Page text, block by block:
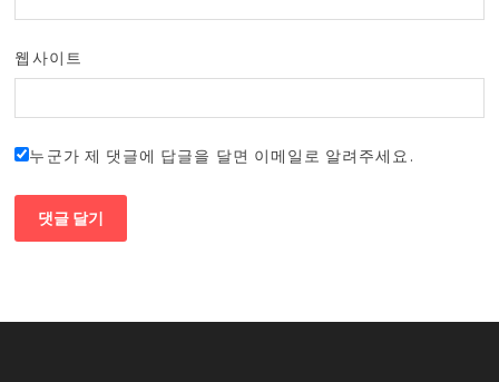
웹사이트
누군가 제 댓글에 답글을 달면 이메일로 알려주세요.